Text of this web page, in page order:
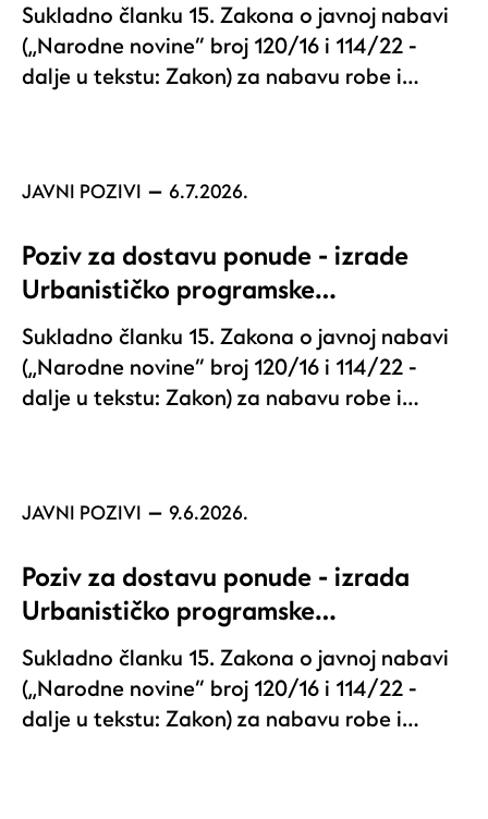
Sukladno članku 15. Zakona o javnoj nabavi
(„Narodne novine“ broj 120/16 i 114/22 -
dalje u tekstu: Zakon) za nabavu robe i…
JAVNI POZIVI 6.7.2026.
Poziv za dostavu ponude - izrade
Urbanističko programske…
Sukladno članku 15. Zakona o javnoj nabavi
(„Narodne novine“ broj 120/16 i 114/22 -
dalje u tekstu: Zakon) za nabavu robe i…
JAVNI POZIVI 9.6.2026.
Poziv za dostavu ponude - izrada
Urbanističko programske…
Sukladno članku 15. Zakona o javnoj nabavi
(„Narodne novine“ broj 120/16 i 114/22 -
dalje u tekstu: Zakon) za nabavu robe i…